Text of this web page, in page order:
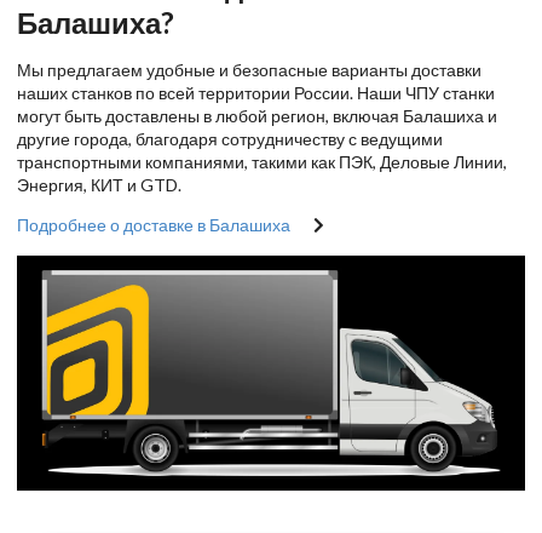
Балашиха?
Мы предлагаем удобные и безопасные варианты доставки
наших станков по всей территории России. Наши ЧПУ станки
могут быть доставлены в любой регион, включая Балашиха и
другие города, благодаря сотрудничеству с ведущими
транспортными компаниями, такими как ПЭК, Деловые Линии,
Энергия, КИТ и GTD.
Подробнее о доставке в Балашиха